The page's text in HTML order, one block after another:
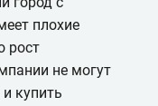
плохие
рост
не могут
купить